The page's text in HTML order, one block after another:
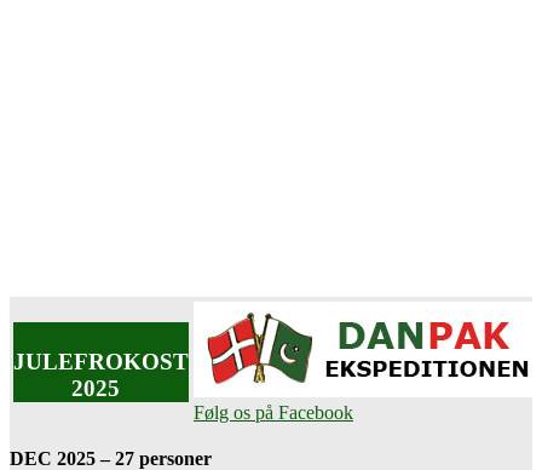
JULEFROKOST
2025
Følg os på Facebook
DEC 2025 – 27 personer